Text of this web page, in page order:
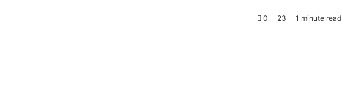
0 23 1 minute read